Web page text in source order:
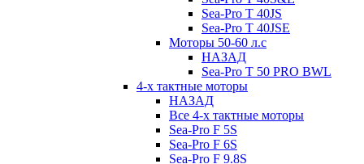
Sea-Pro T 40JS
Sea-Pro T 40JSE
Моторы 50-60 л.с
НАЗАД
Sea-Pro T 50 PRO BWL
4-х тактные моторы
НАЗАД
Все 4-х тактные моторы
Sea-Pro F 5S
Sea-Pro F 6S
Sea-Pro F 9.8S